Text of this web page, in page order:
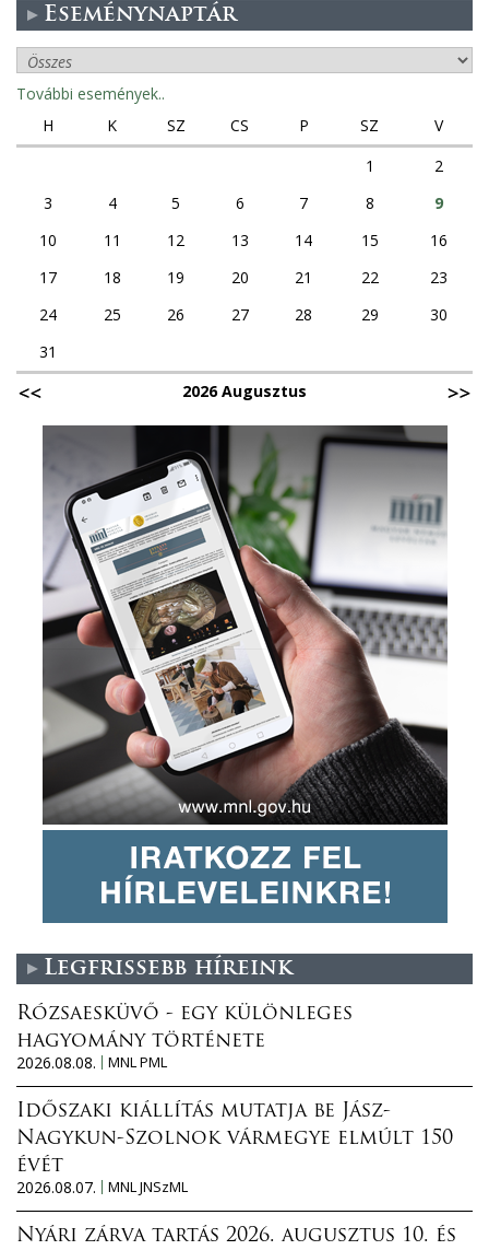
Eseménynaptár
További események..
H
K SZ CS P SZ
V
1
2
3
4 5 6 7 8
9
10
11 12 13 14 15
16
17
18 19 20 21 22
23
24
25 26 27 28 29
30
31
2026 Augusztus
Legfrissebb híreink
Rózsaesküvő - egy különleges
hagyomány története
2026.08.08.
MNL PML
Időszaki kiállítás mutatja be Jász-
Nagykun-Szolnok vármegye elmúlt 150
évét
2026.08.07.
MNL JNSzML
Nyári zárva tartás 2026. augusztus 10. és